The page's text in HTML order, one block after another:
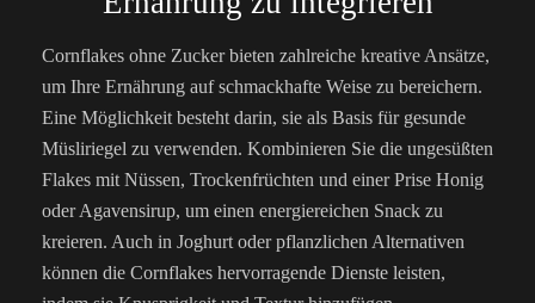
Cornflakes ohne Zucker bieten zahlreiche kreative Ansätze,
um Ihre Ernährung auf schmackhafte Weise zu bereichern.
Eine Möglichkeit besteht darin, sie als Basis für gesunde
Müsliriegel zu verwenden. Kombinieren Sie die ungesüßten
Flakes mit Nüssen, Trockenfrüchten und einer Prise Honig
oder Agavensirup, um einen energiereichen Snack zu
kreieren. Auch in Joghurt oder pflanzlichen Alternativen
können die Cornflakes hervorragende Dienste leisten,